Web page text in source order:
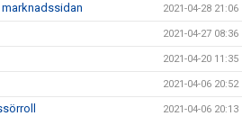
2021-04-28 21:06
2021-04-27 08:36
2021-04-20 11:35
2021-04-06 20:52
2021-04-06 20:13